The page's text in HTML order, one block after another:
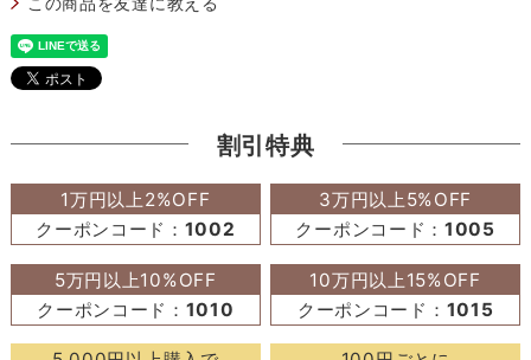
割引特典
1万円以上2%OFF
クーポンコード： 1002
3万円以上5%OFF
クーポンコード：1005
5万円以上10%OFF
クーポンコード： 1010
10万円以上15%OFF
クーポンコード： 1015